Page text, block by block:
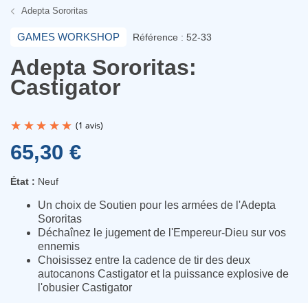
Adepta Sororitas
GAMES WORKSHOP Référence : 52-33
Adepta Sororitas:
Castigator
(1 avis)
65,30 €
État : Neuf
Un choix de Soutien pour les armées de l'Adepta
Sororitas
Déchaînez le jugement de l'Empereur-Dieu sur vos
ennemis
Choisissez entre la cadence de tir des deux
autocanons Castigator et la puissance explosive de
l'obusier Castigator